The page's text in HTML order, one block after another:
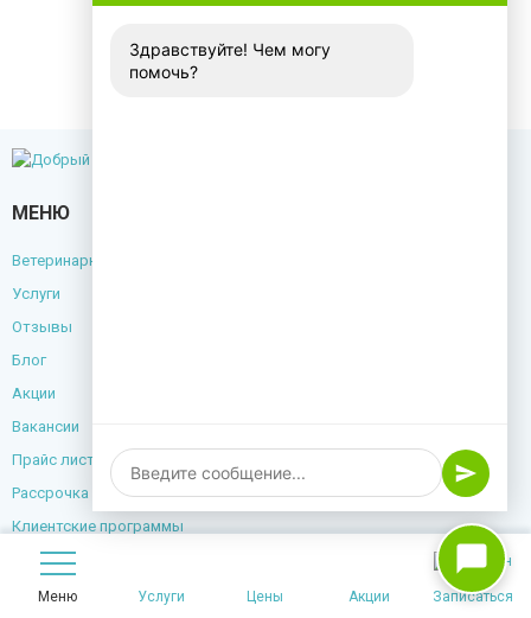
Меню Услуги Цены Акции Записаться
МЕНЮ
Ветеринарный центр
Услуги
Отзывы
Блог
Акции
Вакансии
Прайс лист
Рассрочка
Клиентские программы
Контакты
Здравствуйте! Чем могу
помочь?